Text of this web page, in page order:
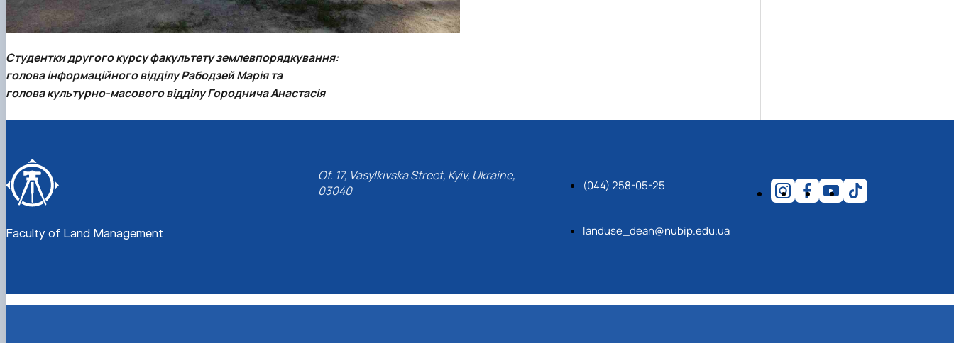
Студентки другого курсу факультету землевпорядкування:
голова інформаційного відділу Рабодзей Марія та
голова культурно-масового відділу Городнича Анастасія
Faculty of Land Management
Of. 17, Vasylkivska Street, Kyiv, Ukraine,
03040
(044) 258-05-25
landuse_dean@nubip.edu.ua